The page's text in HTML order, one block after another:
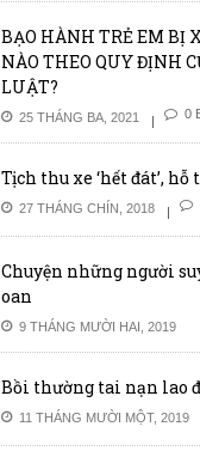
BẠO HÀNH TRẺ EM BỊ
NÀO THEO QUY ĐỊNH
LUẬT?
25 THÁNG BA, 2021 0
Tịch thu xe ‘hết đát’, hỗ
27 THÁNG CHÍN, 2018
Chuyện những người
oan
9 THÁNG MƯỜI HAI, 2019
Bồi thường tai nạn lao
11 THÁNG MƯỜI MỘT, 2019